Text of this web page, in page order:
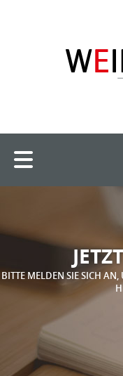
BITTE MELDEN SIE SICH